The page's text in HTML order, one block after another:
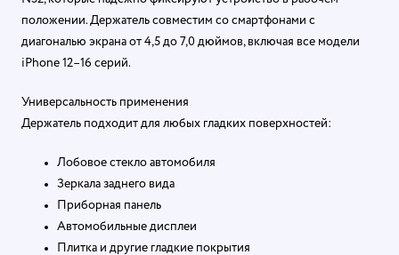
положении. Держатель совместим со смартфонами с
диагональю экрана от 4,5 до 7,0 дюймов, включая все модели
iPhone 12–16 серий.
Универсальность применения
Держатель подходит для любых гладких поверхностей:
Лобовое стекло автомобиля
Зеркала заднего вида
Приборная панель
Автомобильные дисплеи
Плитка и другие гладкие покрытия